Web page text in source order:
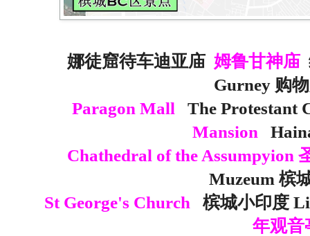
娜徒窟待车迪亚庙 姆鲁甘神庙
Gurney 购
Paragon Mall The Protestant
Mansion
Chathedral of the Assumpyion
Muzeum 槟
St George's Church 槟城小印度
年观音